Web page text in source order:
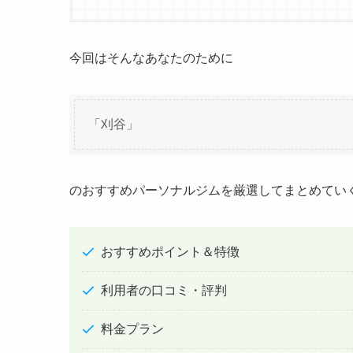
今回はそんなあなたのために
「刈谷」
のおすすめパーソナルジムを厳選してまとめてい
おすすめポイント＆特徴
利用者の口コミ・評判
料金プラン